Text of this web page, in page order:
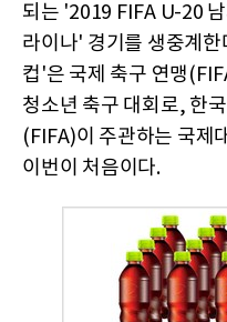
되는 '2019 FIFA U-20
라이나' 경기를 생중계
컵'은 국제 축구 연맹
청소년 축구 대회로, 한
(FIFA)이 주관하는 국제
이번이 처음이다.